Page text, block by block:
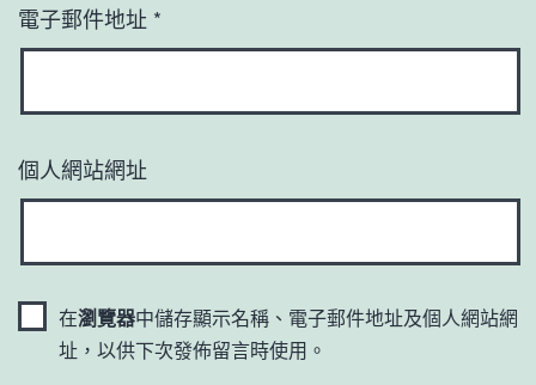
電子郵件地址 *
個人網站網址
在瀏覽器中儲存顯示名稱、電子郵件地址及個人網站網
址，以供下次發佈留言時使用。